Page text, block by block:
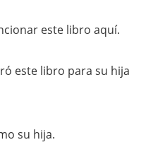
este libro aquí.
este libro para su hija
su hija.